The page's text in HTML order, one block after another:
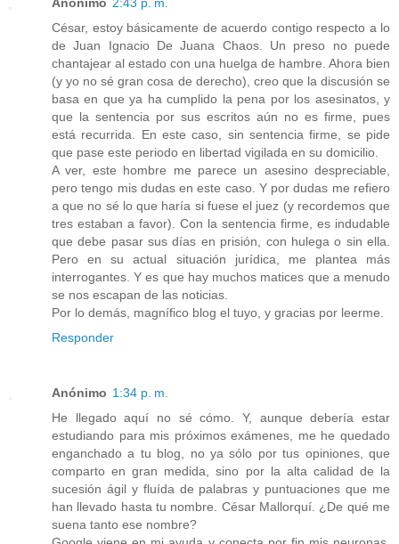
César, estoy básicamente de acuerdo contigo respecto a lo
de Juan Ignacio De Juana Chaos. Un preso no puede
chantajear al estado con una huelga de hambre. Ahora bien
(y yo no sé gran cosa de derecho), creo que la discusión se
basa en que ya ha cumplido la pena por los asesinatos, y
que la sentencia por sus escritos aún no es firme, pues
está recurrida. En este caso, sin sentencia firme, se pide
que pase este periodo en libertad vigilada en su domicilio.
A ver, este hombre me parece un asesino despreciable,
pero tengo mis dudas en este caso. Y por dudas me refiero
a que no sé lo que haría si fuese el juez (y recordemos que
tres estaban a favor). Con la sentencia firme, es indudable
que debe pasar sus días en prisión, con hulega o sin ella.
Pero en su actual situación jurídica, me plantea más
interrogantes. Y es que hay muchos matices que a menudo
se nos escapan de las noticias.
Por lo demás, magnífico blog el tuyo, y gracias por leerme.
Responder
Anónimo 1:34 p. m.
He llegado aquí no sé cómo. Y, aunque debería estar
estudiando para mis próximos exámenes, me he quedado
enganchado a tu blog, no ya sólo por tus opiniones, que
comparto en gran medida, sino por la alta calidad de la
sucesión ágil y fluída de palabras y puntuaciones que me
han llevado hasta tu nombre. César Mallorquí. ¿De qué me
suena tanto ese nombre?